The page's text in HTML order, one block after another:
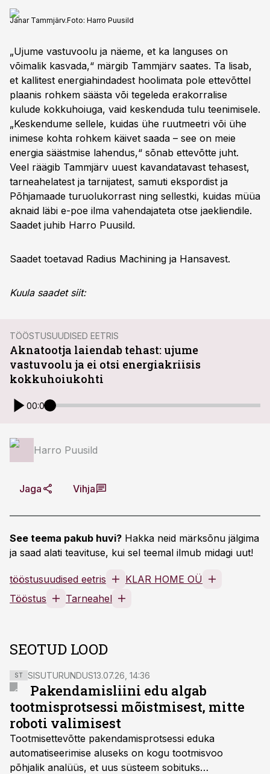
Janar Tammjärv.Foto: Harro Puusild
„Ujume vastuvoolu ja näeme, et ka languses on
võimalik kasvada,“ märgib Tammjärv saates. Ta lisab,
et kallitest energiahindadest hoolimata pole ettevõttel
plaanis rohkem säästa või tegeleda erakorralise
kulude kokkuhoiuga, vaid keskenduda tulu teenimisele.
„Keskendume sellele, kuidas ühe ruutmeetri või ühe
inimese kohta rohkem käivet saada – see on meie
energia säästmise lahendus,“ sõnab ettevõtte juht.
Veel räägib Tammjärv uuest kavandatavast tehasest,
tarneahelatest ja tarnijatest, samuti ekspordist ja
Põhjamaade turuolukorrast ning sellestki, kuidas müüa
aknaid läbi e-poe ilma vahendajateta otse jaekliendile.
Saadet juhib Harro Puusild.
Saadet toetavad Radius Machining ja Hansavest.
Kuula saadet siit:
TÖÖSTUSUUDISED EETRIS
Aknatootja laiendab tehast: ujume
vastuvoolu ja ei otsi energiakriisis
kokkuhoiukohti
00:00
Harro Puusild
Jaga Vihja
See teema pakub huvi? Hakka neid märksõnu jälgima
ja saad alati teavituse, kui sel teemal ilmub midagi uut!
tööstusuudised eetris
KLAR HOME OÜ
Tööstus
Tarneahel
SEOTUD LOOD
ST SISUTURUNDUS13.07.26, 14:36
Pakendamisliini edu algab
tootmisprotsessi mõistmisest, mitte
roboti valimisest
Tootmisettevõtte pakendamisprotsessi eduka
automatiseerimise aluseks on kogu tootmisvoo
põhjalik analüüs, et uus süsteem sobituks